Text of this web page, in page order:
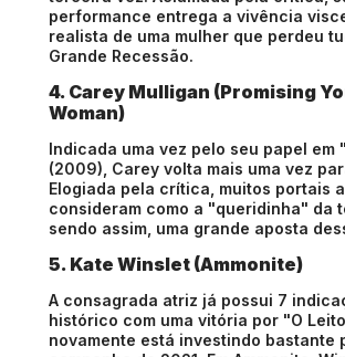
performance entrega a vivência
realista de uma mulher que perdeu
Grande Recessão.
4. Carey Mulligan (Promising
Woman)
Indicada uma vez pelo seu papel em
(2009), Carey volta mais uma vez
Elogiada pela crítica, muitos portais
consideram como a "queridinha" da
sendo assim, uma grande aposta
5. Kate Winslet (Ammonite)
A consagrada atriz já possui 7
histórico com uma vitória por "O
novamente está investindo bastante